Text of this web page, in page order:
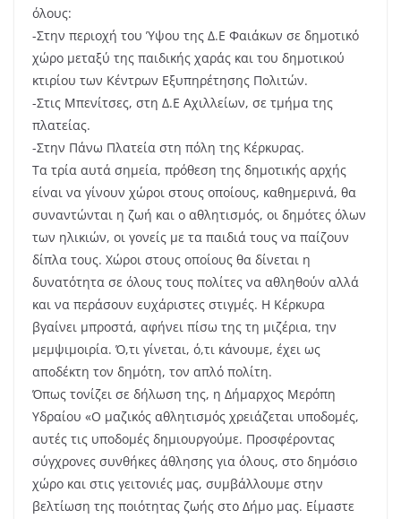
όλους:
-Στην περιοχή του Ύψου της Δ.Ε Φαιάκων σε δημοτικό
χώρο μεταξύ της παιδικής χαράς και του δημοτικού
κτιρίου των Κέντρων Εξυπηρέτησης Πολιτών.
-Στις Μπενίτσες, στη Δ.Ε Αχιλλείων, σε τμήμα της
πλατείας.
-Στην Πάνω Πλατεία στη πόλη της Κέρκυρας.
Τα τρία αυτά σημεία, πρόθεση της δημοτικής αρχής
είναι να γίνουν χώροι στους οποίους, καθημερινά, θα
συναντώνται η ζωή και ο αθλητισμός, οι δημότες όλων
των ηλικιών, οι γονείς με τα παιδιά τους να παίζουν
δίπλα τους. Χώροι στους οποίους θα δίνεται η
δυνατότητα σε όλους τους πολίτες να αθληθούν αλλά
και να περάσουν ευχάριστες στιγμές. Η Κέρκυρα
βγαίνει μπροστά, αφήνει πίσω της τη μιζέρια, την
μεμψιμοιρία. Ό,τι γίνεται, ό,τι κάνουμε, έχει ως
αποδέκτη τον δημότη, τον απλό πολίτη.
Όπως τονίζει σε δήλωση της, η Δήμαρχος Μερόπη
Υδραίου «Ο μαζικός αθλητισμός χρειάζεται υποδομές,
αυτές τις υποδομές δημιουργούμε. Προσφέροντας
σύγχρονες συνθήκες άθλησης για όλους, στο δημόσιο
χώρο και στις γειτονιές μας, συμβάλλουμε στην
βελτίωση της ποιότητας ζωής στο Δήμο μας. Είμαστε